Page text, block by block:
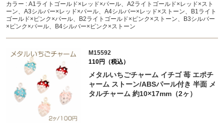
カラー : A1ライトゴールド×レッド×パール、A2ライトゴールド×レッド×スト
ーン、A3シルバー×レッド×パール、A4シルバー×レッド×ストーン、B1ライト
ゴールド×ピンク×パール、B2ライトゴールド×ピンク×ストーン、B3シルバー
×ピンク×パール、B4シルバー×ピンク×ストーン
M15592
110円（税込）
メタルいちごチャーム イチゴ 苺 エポチ
ャーム ストーン/ABSパール付き 半面 メ
タルチャーム 約10×17mm（2ヶ）